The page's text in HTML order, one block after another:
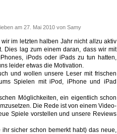
am 27. Mai 2010 von Samy
im letzten halben Jahr nicht allzu aktiv
Dies lag zum einem daran, dass wir mit
iPods oder iPads zu tun hatten,
leider etwas die Motivation.
und wollen unsere Leser mit frischen
Spielen mit iPod, iPhone und iPad
Möglichkeiten, ein eigentlich schon
Die Rede ist von einem Video-
Spiele vorstellen und unsere Reviews
sicher schon bemerkt habt) das neue,